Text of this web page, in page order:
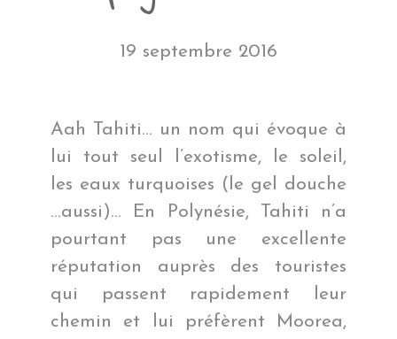
19 septembre 2016
Aah Tahiti… un nom qui évoque à
lui tout seul l’exotisme, le soleil,
les eaux turquoises (le gel douche
…aussi)… En Polynésie, Tahiti n’a
pourtant pas une excellente
réputation auprès des touristes
qui passent rapidement leur
chemin et lui préfèrent Moorea,